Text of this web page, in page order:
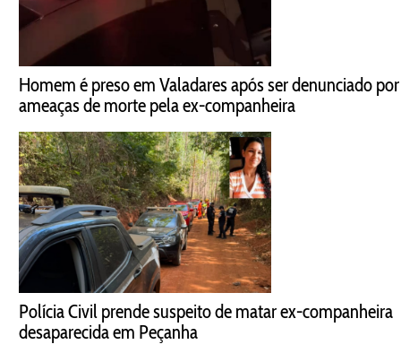
Homem é preso em Valadares após ser denunciado por
ameaças de morte pela ex-companheira
Polícia Civil prende suspeito de matar ex-companheira
desaparecida em Peçanha